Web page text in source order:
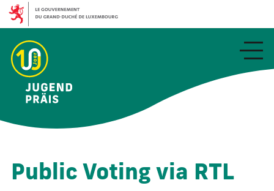
Public Voting via RTL